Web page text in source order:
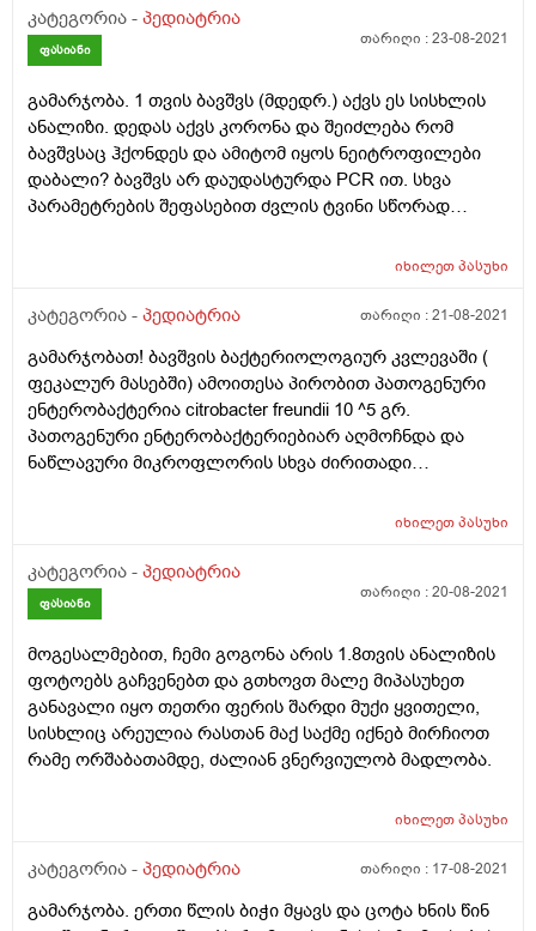
კატეგორია - პედიატრია
ფასიანი
თარიღი :23-08-2021
გამარჯობა. 1 თვის ბავშვს (მდედრ.) აქვს ეს სისხლის
ანალიზი. დედას აქვს კორონა და შეიძლება რომ
ბავშვსაც ჰქონდეს და ამიტომ იყოს ნეიტროფილები
დაბალი? ბავშვს არ დაუდასტურდა PCR ით. სხვა
პარამეტრების შეფასებით ძვლის ტვინი სწორად
პარამეტრი ნახოთ იქნებ რამენაირად შეიძლებოდეს
თუ ნორმალურად აქვს ნაწარმოები. მადლობა! აქვე,
საშარდე გზის ინფექციის გამო (დაბადებიდან 3 დღე),
დედა იყო 1 კვირა ცეფრიაქსონის ჯგუფის
ანტიბიოტიკზე. ეს ხომ არ გამოიწვევდა ბავშვის ძვლის
ტვინზე რამე პრობლემას?? დაბადებიდან გასულია 1
თვე.
იხილეთპასუხი
კატეგორია - პედიატრია თარიღი :21-08-2021
გამარჯობათ! ბავშვის ბაქტერიოლოგიურ კვლევაში (
ფეკალურ მასებში) ამოითესა პირობით პათოგენური
ენტერობაქტერია citrobacter freundii 10 ^5 გრ.
პათოგენური ენტერობაქტერიებიარ აღმოჩნდა და
ნაწლავური მიკროფლორის სხვა ძირითადი
იხილეთპასუხი
კატეგორია - პედიატრია
ფასიანი
თარიღი :20-08-2021
მოგესალმებით, ჩემი გოგონა არის 1.8თვის ანალიზის
ფოტოებს გაჩვენებთ და გთხოვთ მალე მიპასუხეთ
განავალი იყო თეთრი ფერის შარდი მუქი ყვითელი,
სისხლიც არეულია რასთან მაქ საქმე იქნებ მირჩიოთ
რამე ორშაბათამდე, ძალიან ვნერვიულობ მადლობა.
იხილეთპასუხი
კატეგორია - პედიატრია თარიღი : 17-08-2021
გამარჯობა. ერთი წლის ბიჭი მყავს და ცოტა ხნის წინ